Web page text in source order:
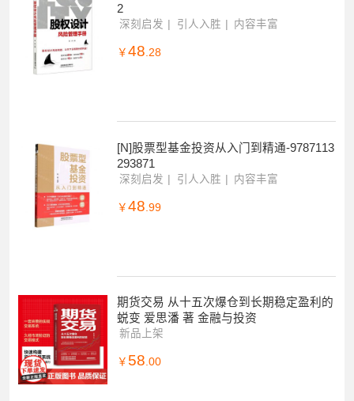
2
深刻启发 引人入胜 内容丰富
￥ 48.28
[N]股票型基金投资从入门到精通-9787113
293871
深刻启发 引人入胜 内容丰富
￥ 48 .99
期货交易 从十五次爆仓到长期稳定盈利的
蜕变 爱思潘 著 金融与投资
新品上架
￥ 58.00